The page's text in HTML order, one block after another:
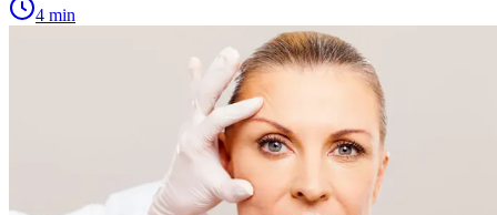
4 min